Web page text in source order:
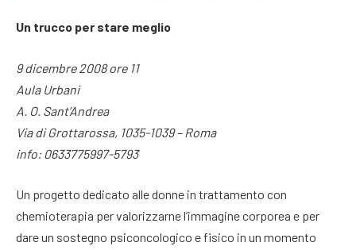
Un trucco per stare meglio
9 dicembre 2008 ore 11
Aula Urbani
A. O. Sant’Andrea
Via di Grottarossa, 1035-1039 – Roma
info: 0633775997-5793
Un progetto dedicato alle donne in trattamento con
chemioterapia per valorizzarne l’immagine corporea e per
dare un sostegno psiconcologico e fisico in un momento